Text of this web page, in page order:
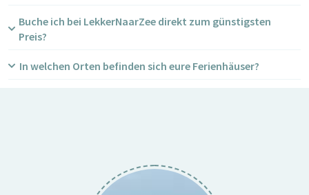
Buche ich bei LekkerNaarZee direkt zum günstigsten
Preis?
In welchen Orten befinden sich eure Ferienhäuser?